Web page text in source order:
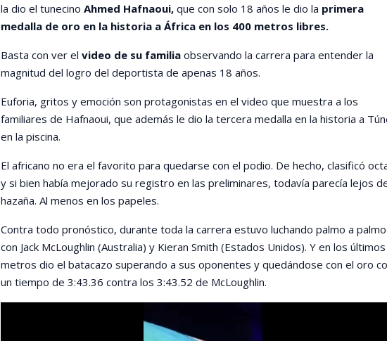
la dio el tunecino Ahmed Hafnaoui,que con solo 18 años le dio la primera
medalla de oro en la historia a África en los 400 metros libres.
Basta con ver el video de su familiaobservando la carrera para entender la
magnitud del logro del deportista de apenas 18 años.
Euforia, gritos y emoción son protagonistas en el video que muestra a los
familiares de Hafnaoui, que además le dio la tercera medalla en la historia a
en la piscina.
El africano no era el favorito para quedarse con el podio. De hecho, clasificó
y si bien había mejorado su registro en las preliminares, todavía parecía lejos
hazaña. Al menos en los papeles.
Contra todo pronóstico, durante toda la carrera estuvo luchando palmo a palmo
con Jack McLoughlin (Australia) y Kieran Smith (Estados Unidos). Y en los últimos
metros dio el batacazo superando a sus oponentes y quedándose con el oro
un tiempo de 3:43.36 contra los 3:43.52 de McLoughlin.